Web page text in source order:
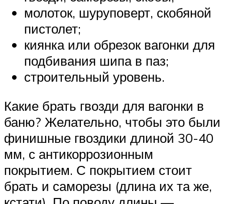
молоток, шуруповерт, скобяной
пистолет;
киянка или обрезок вагонки для
подбивания шипа в паз;
строительный уровень.
Какие брать гвозди для вагонки в
баню? Желательно, чтобы это были
финишные гвоздики длиной 30-40
мм, с антикоррозионным
покрытием. С покрытием стоит
брать и саморезы (длина их та же,